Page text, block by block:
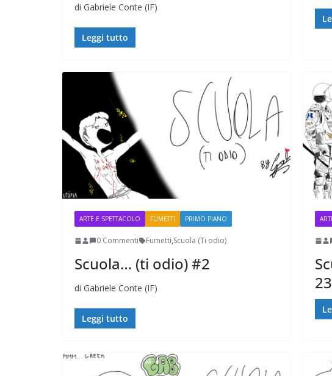
di Gabriele Conte (IF)
Leggi tutto
ARTE E SPETTACOLO FUMETTI PRIMO PIANO
0 Commenti Fumetti,Scuola (Ti odio)
Scuola… (ti odio) #2
di Gabriele Conte (IF)
Leggi tutto